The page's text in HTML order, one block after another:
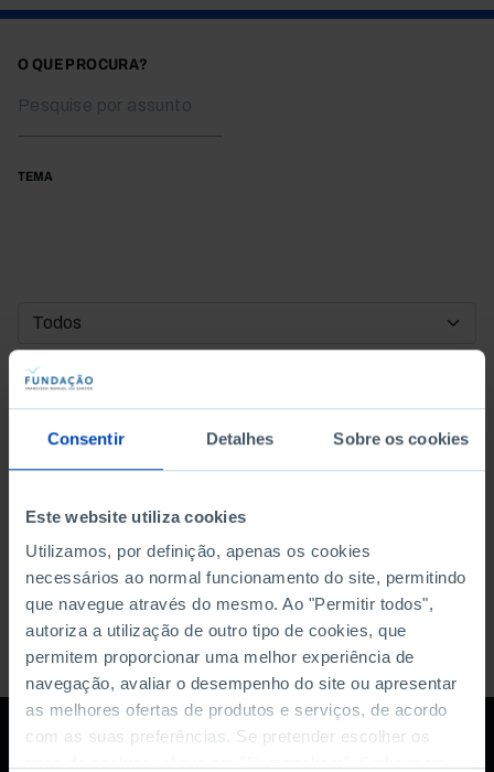
Consentir Detalhes Sobre os cookies
Este website utiliza cookies
Utilizamos, por definição, apenas os cookies
necessários ao normal funcionamento do site, permitindo
que navegue através do mesmo. Ao "Permitir todos",
autoriza a utilização de outro tipo de cookies, que
permitem proporcionar uma melhor experiência de
navegação, avaliar o desempenho do site ou apresentar
as melhores ofertas de produtos e serviços, de acordo
com as suas preferências. Se pretender escolher os
O QUE PROCURA?
TEMA
DATA DE INÍCIO
DATA DE FIM